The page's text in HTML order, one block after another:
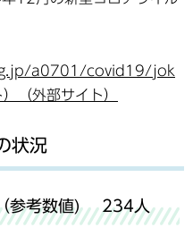
a0701/covid19/jok
（外部サイト）
状況
参考数値) 234人